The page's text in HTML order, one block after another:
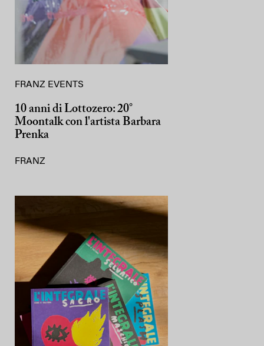
FRANZ EVENTS
10 anni di Lottozero: 20°
Moontalk con l'artista Barbara
Prenka
FRANZ